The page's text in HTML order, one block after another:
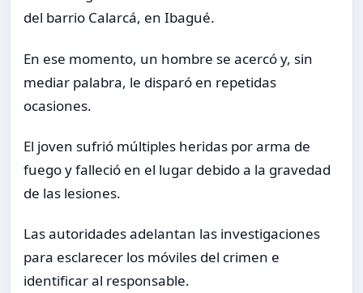
del barrio Calarcá, en Ibagué.
En ese momento, un hombre se acercó y, sin
mediar palabra, le disparó en repetidas
ocasiones.
El joven sufrió múltiples heridas por arma de
fuego y falleció en el lugar debido a la gravedad
de las lesiones.
Las autoridades adelantan las investigaciones
para esclarecer los móviles del crimen e
identificar al responsable.